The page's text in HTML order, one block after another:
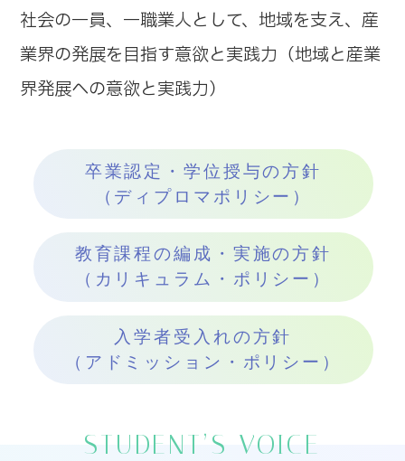
社会の一員、一職業人として、地域を支え、産
業界の発展を目指す意欲と実践力（地域と産業
界発展への意欲と実践力）
卒業認定・学位授与の方針
（ディプロマポリシー）
教育課程の編成・実施の方針
（カリキュラム・ポリシー）
入学者受入れの方針
（アドミッション・ポリシー）
STUDENT’S VOICE